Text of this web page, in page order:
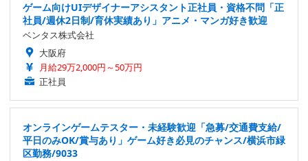
ゲーム向けUIデザイナーアシスタント正社員・資格不問「正
社員/週休2日制/育休実績あり」アニメ・マンガ好き歓迎
ベンタス株式会社
大阪府
月給29万2,000円～50万円
正社員
オンラインゲームテスター・未経験歓迎「急募/交通費支給/
平日のみOK/賞与あり」ゲーム好き必見のチャンス/横浜市緑
区勤務/9033